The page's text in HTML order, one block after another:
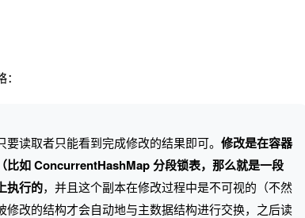
读取者只能看到完成修改的结果即可。 修改是在容器
比如 ConcurrentHashMap 分段锁表，那么就是一段
执行的，并且这个副本在修改过程中是不可视的（不然
改的结构才会自动地与主数据结构进行交换，之后读